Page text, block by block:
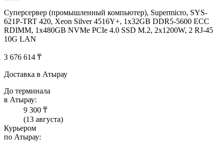
Суперсервер (промышленный компьютер), Supermicro, SYS-
621P-TRT 420, Xeon Silver 4516Y+, 1x32GB DDR5-5600 ECC
RDIMM, 1x480GB NVMe PCIe 4.0 SSD M.2, 2x1200W, 2 RJ-45
10G LAN
3 676 614 ₸
Доставка в Атырау
До терминала
в Атырау:
9 300 ₸
(13 августа)
Курьером
по Атырау: